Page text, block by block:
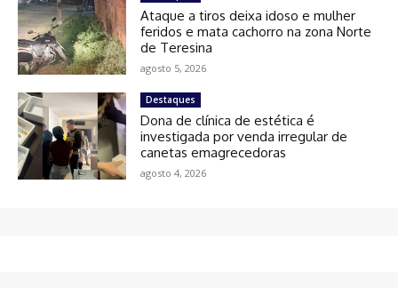
Ataque a tiros deixa idoso e mulher
feridos e mata cachorro na zona Norte
de Teresina
agosto 5, 2026
Destaques
Dona de clínica de estética é
investigada por venda irregular de
canetas emagrecedoras
agosto 4, 2026